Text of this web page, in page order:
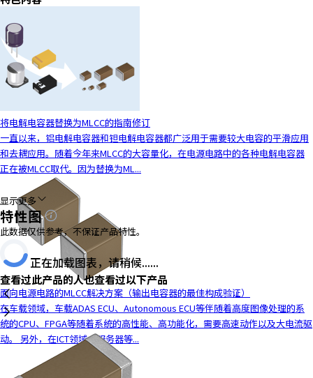
将电解电容器替换为MLCC的指南修订
一直以来，铝电解电容器和钽电解电容器都广泛用于需要较大电容的平滑应用
和去耦应用。随着今年来MLCC的大容量化，在电源电路中的各种电解电容器
正在被MLCC取代。因为替换为ML...
面向电源电路的MLCC解决方案（输出电容器的最佳构成验证）
在车载领域，车载ADAS ECU、Autonomous ECU等伴随着高度图像处理的系
统的CPU、FPGA等随着系统的高性能、高功能化，需要高速动作以及大电流驱
动。 另外，在ICT领域，服务器等...
显示更多
特性图
此数据仅供参考，不保证产品特性。
正在加载图表，请稍候......
查看过此产品的人也查看过以下产品